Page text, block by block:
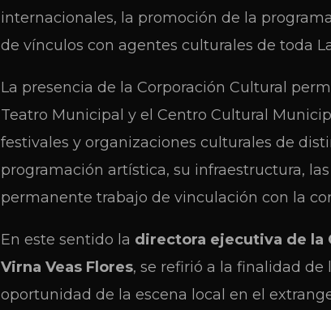
internacionales, la promoción de la
de vínculos con agentes culturales de toda
La presencia de la Corporación Cultural
Teatro Municipal y el Centro Cultural
festivales y organizaciones culturales de
programación artística, su infraestructura,
permanente trabajo de vinculación con la
En este sentido la directora ejecutiva de la
Virna Veas Flores, se refirió a la finalidad
oportunidad de la escena local en el